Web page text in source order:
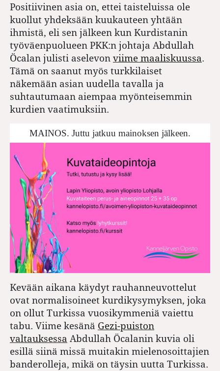
Positiivinen asia on, ettei taisteluissa ole
kuollut yhdeksään kuukauteen yhtään
ihmistä, eli sen jälkeen kun Kurdistanin
työväenpuolueen PKK:n johtaja Abdullah
Öcalan julisti aselevon viime maaliskuussa.
Tämä on saanut myös turkkilaiset
näkemään asian uudella tavalla ja
suhtautumaan aiempaa myönteisemmin
kurdien vaatimuksiin.
MAINOS. Juttu jatkuu mainoksen jälkeen.
Kevään aikana käydyt rauhanneuvottelut
ovat normalisoineet kurdikysymyksen, joka
on ollut Turkissa vuosikymmeniä vaiettu
tabu. Viime kesänä Gezi-puiston
valtauksessa Abdullah Öcalanin kuvia oli
esillä siinä missä muitakin mielenosoittajien
banderolleja, mikä on täysin uutta Turkissa.